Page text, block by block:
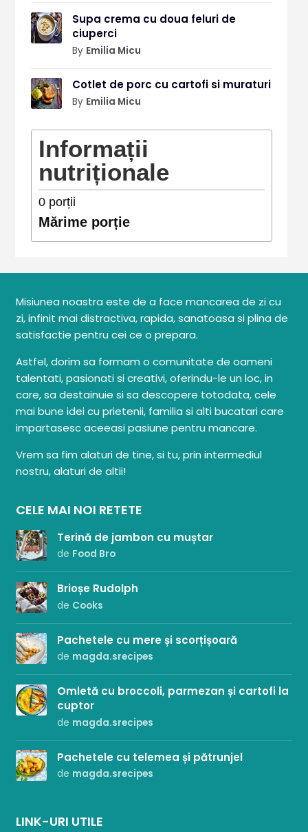
Supa crema cu doua feluri de
ciuperci
By Emilia Micu
Cotlet de porc cu cartofi si muraturi
By Emilia Micu
Informații
nutriționale
0porții
Mărime porție
Misiunea noastra este de a face mancarea de zi cu
zi, infinit mai distractiva, rapida, sanatoasa si plina de
satisfactie pentru cei ce o prepara.
Astfel, dorim sa formam o comunitate de oameni
talentati, pasionati si creativi, oferindu-le un loc, in
care, sa destainuie si sa descopere totodata, cele
mai bune idei cu prietenii, familia si alti bucatari care
impartasesc aceeasi pasiune pentru mancare.
Vrem sa fim alaturi de tine, si tu, prin intermediul
nostru, alaturi de altii!
CELE MAI NOI RETETE
Terină de jambon cu muștar
de Food Bro
Brioșe Rudolph
de Cooks
Pachetele cu mere și scorțișoară
de magda.srecipes
Omletă cu broccoli, parmezan și cartofi la
cuptor
de magda.srecipes
Pachetele cu telemea și pătrunjel
de magda.srecipes
LINK-URI UTILE